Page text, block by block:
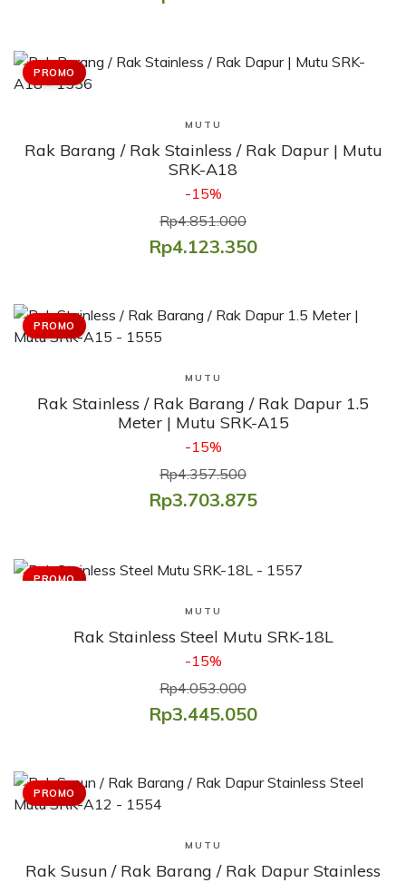
PROMO
Lihat Produk
MUTU
Rak Barang / Rak Stainless / Rak Dapur | Mutu
SRK-A18
-15%
Rp4.851.000
Rp4.123.350
PROMO
Lihat Produk
MUTU
Rak Stainless / Rak Barang / Rak Dapur 1.5
Meter | Mutu SRK-A15
-15%
Rp4.357.500
Rp3.703.875
PROMO
Lihat Produk
MUTU
Rak Stainless Steel Mutu SRK-18L
-15%
Rp4.053.000
Rp3.445.050
PROMO
Lihat Produk
MUTU
Rak Susun / Rak Barang / Rak Dapur Stainless